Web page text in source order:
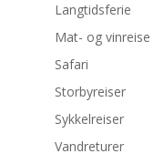
Langtidsferie
Mat- og vinreise
Safari
Storbyreiser
Sykkelreiser
Vandreturer